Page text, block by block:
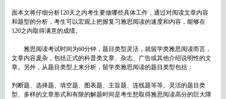
面本文将仔细分析120天之内考生要做哪些具体工作，通过对阅读文章内容
和题型的分析，考生可以宏观上把握复习雅思阅读的速度和内容，能够在
120之内取得满意的成绩。
雅思阅读考试时间为60分钟，题目类型灵活，就留学类雅思阅读而言，
文章内容庞杂，包括正式的科普类文章、杂志、广告或其他介绍说明性的文
章。另外，从题目类型上来分析，留学类雅思阅读的题目类型包括：
判断题、选择题、填空题、图表题、主旨题、连线题等等。灵活的题目类
型、多样的文章形式和有限的解题时间是考生想取得雅思阅读高分的巨大障